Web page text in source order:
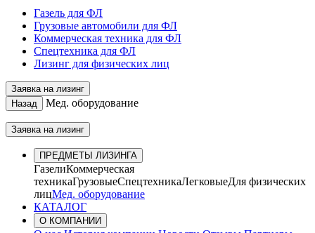
Газель для ФЛ
Грузовые автомобили для ФЛ
Коммерческая техника для ФЛ
Спецтехника для ФЛ
Лизинг для физических лиц
Заявка на лизинг
Назад
Мед. оборудование
Заявка на лизинг
ПРЕДМЕТЫ ЛИЗИНГА
ГазелиКоммерческая
техникаГрузовыеСпецтехникаЛегковыеДля физических
лицМед. оборудование
КАТАЛОГ
О КОМПАНИИ